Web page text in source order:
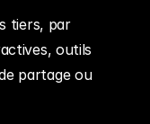
tiers, par
outils
partage ou